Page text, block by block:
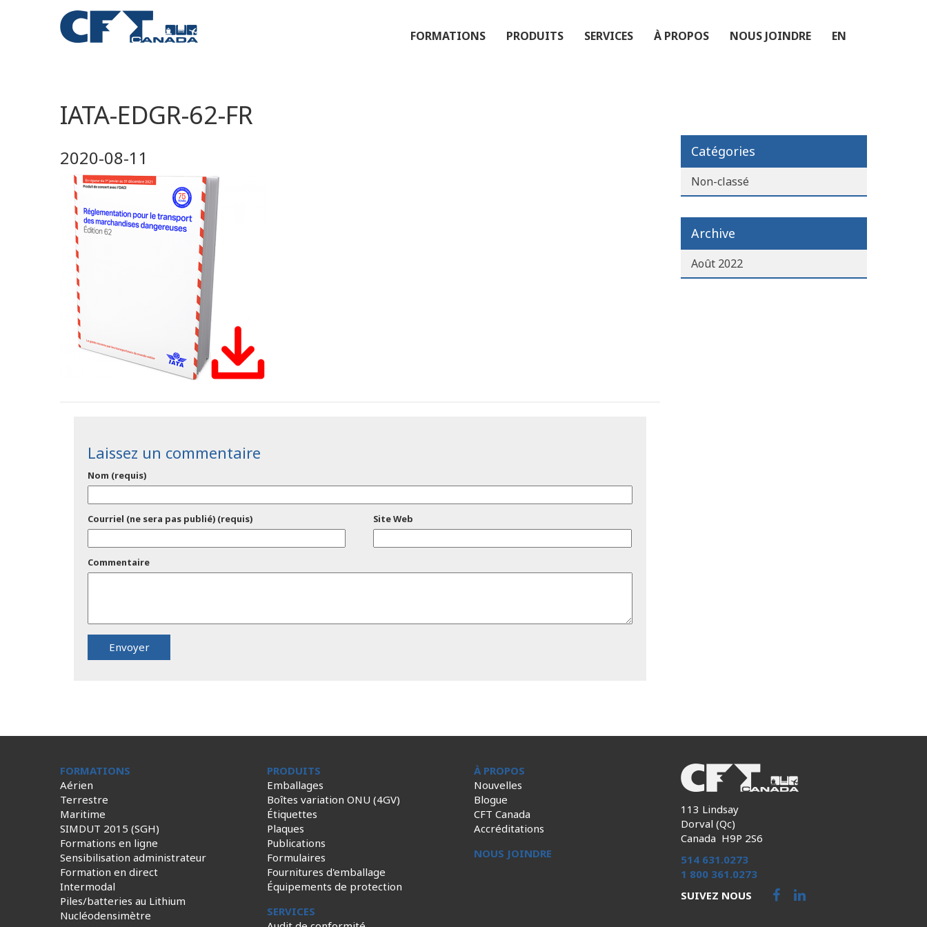
FORMATIONS PRODUITS SERVICES À PROPOS NOUS JOINDRE EN
IATA-EDGR-62-FR
2020-08-11
Laissez un commentaire
Nom (requis)
Courriel (ne sera pas publié) (requis) Site Web
Commentaire
Catégories
Non-classé
Archive
Août 2022
FORMATIONS
Aérien
Terrestre
Maritime
SIMDUT 2015 (SGH)
Formations en ligne
Sensibilisation administrateur
Formation en direct
Intermodal
Piles/batteries au Lithium
Nucléodensimètre
PRODUITS
Emballages
Boîtes variation ONU (4GV)
Étiquettes
Plaques
Publications
Formulaires
Fournitures d'emballage
Équipements de protection
SERVICES
À PROPOS
Nouvelles
Blogue
CFT Canada
Accréditations
NOUS JOINDRE
113 Lindsay
Dorval (Qc)
Canada H9P 2S6
514 631.0273
1 800 361.0273
SUIVEZ NOUS